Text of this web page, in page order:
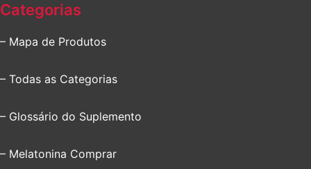
Categorias
– Mapa de Produtos
– Todas as Categorias
– Glossário do Suplemento
– Melatonina Comprar